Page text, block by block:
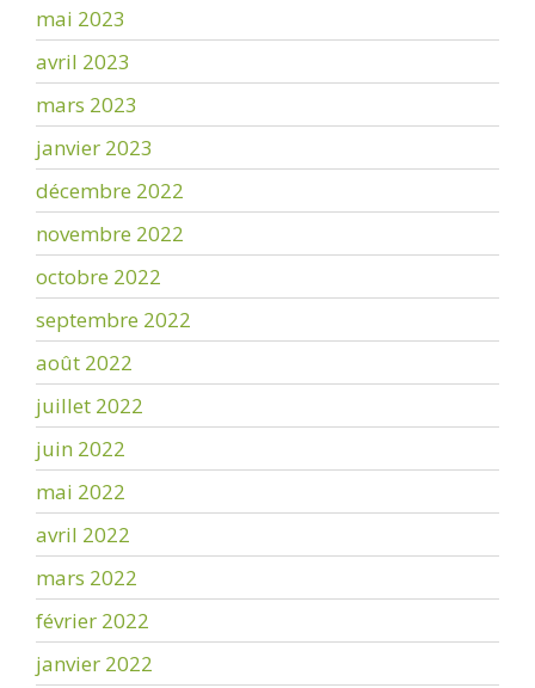
mai 2023
avril 2023
mars 2023
janvier 2023
décembre 2022
novembre 2022
octobre 2022
septembre 2022
août 2022
juillet 2022
juin 2022
mai 2022
avril 2022
mars 2022
février 2022
janvier 2022